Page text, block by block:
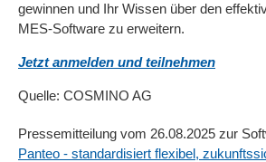
gewinnen und Ihr Wissen über den
MES-Software zu erweitern.
Jetzt anmelden und teilnehmen
Quelle: COSMINO AG
Pressemitteilung vom 26.08.2025 zur
Panteo - standardisiert flexibel,